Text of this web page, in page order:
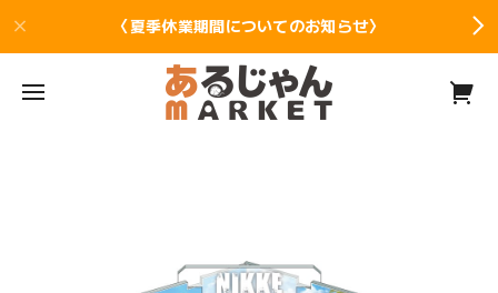
〈夏季休業期間についてのお知らせ〉